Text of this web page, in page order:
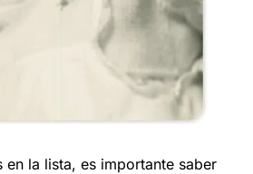
en la lista, es importante saber